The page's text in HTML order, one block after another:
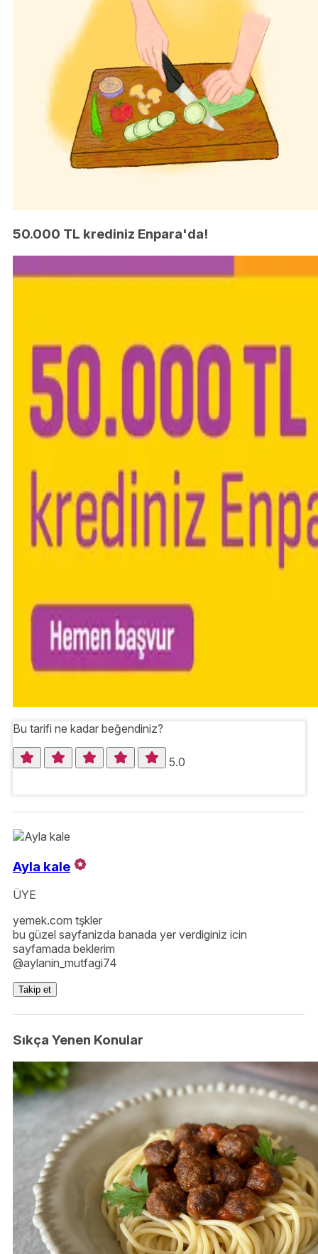
50.000 TL krediniz Enpara'da!
Bu tarifi ne kadar beğendiniz?
5.0
Ayla kale
ÜYE
yemek.com tşkler
bu güzel sayfanizda banada yer verdiginiz icin
sayfamada beklerim
@aylanin_mutfagi74
Takip et
Sıkça Yenen Konular